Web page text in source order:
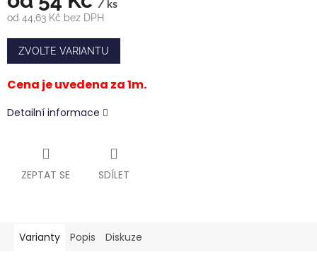
/ ks
od 44,63 Kč bez DPH
Měrná
cena:
ZVOLTE VARIANTU
Cena je uvedena za 1m.
Detailní informace
ZEPTAT SE SDÍLET
Varianty Popis Diskuze